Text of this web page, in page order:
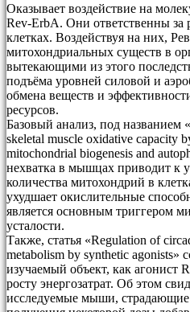
Оказывает воздействие на
Rev-ErbA. Они ответственны за
клетках. Воздействуя на них,
митохондриальных существ в
вытекающими из этого
подъёма уровней силовой и
обмена веществ и
ресурсов.
Базовый анализ, под названием
skeletal muscle oxidative capacity
mitochondrial biogenesis and
нехватка в мышцах приводит к
количества митохондрий в
ухудшает окислительные
является основным триггером
усталости.
Также, статья «Regulation of
metabolism by synthetic agonists»
изучаемый объект, как агонист
росту энергозатрат. Об этом
исследуемые мыши,